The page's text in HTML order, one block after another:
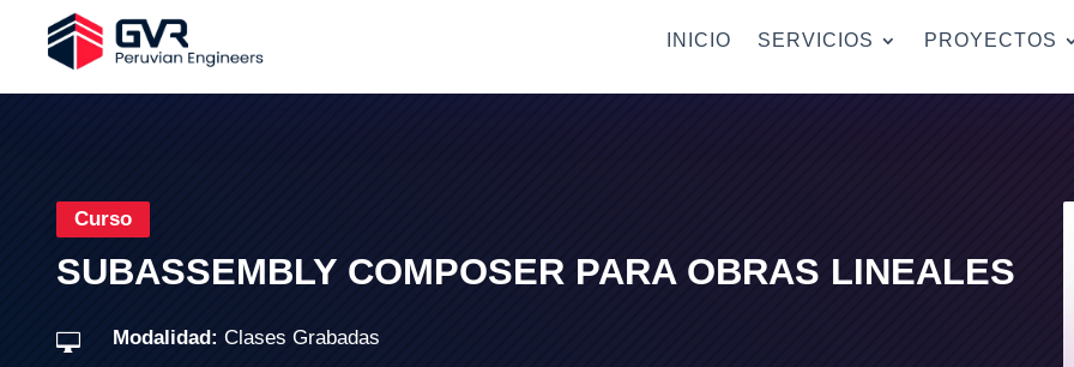
INICIO SERVICIOS PROYECTOS
Curso
SUBASSEMBLY COMPOSER PARA OBRAS LINEALES
 Modalidad: Clases Grabadas